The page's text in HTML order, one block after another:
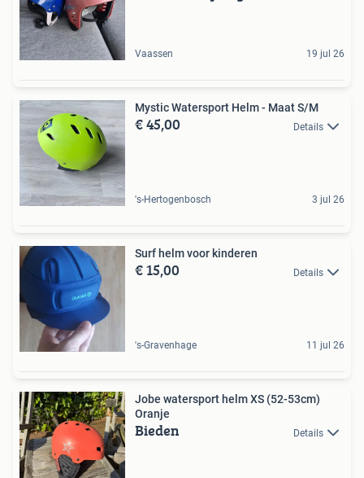
Vaassen 19 jul 26
Mystic Watersport Helm - Maat S/M
€ 45,00 Details
's-Hertogenbosch 3 jul 26
Surf helm voor kinderen
€ 15,00 Details
's-Gravenhage 11 jul 26
Jobe watersport helm XS (52-53cm)
Oranje
Bieden Details